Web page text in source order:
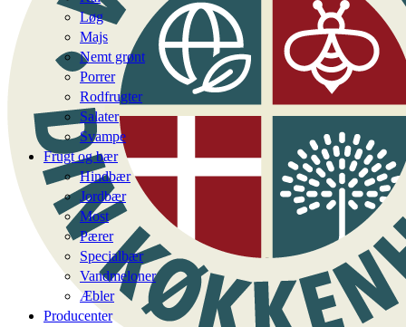
Løg
Majs
Nemt grønt
Porrer
Rodfrugter
Salater
Svampe
Frugt og bær
Hindbær
Jordbær
Most
Pærer
Specialbær
Vandmeloner
Æbler
Producenter